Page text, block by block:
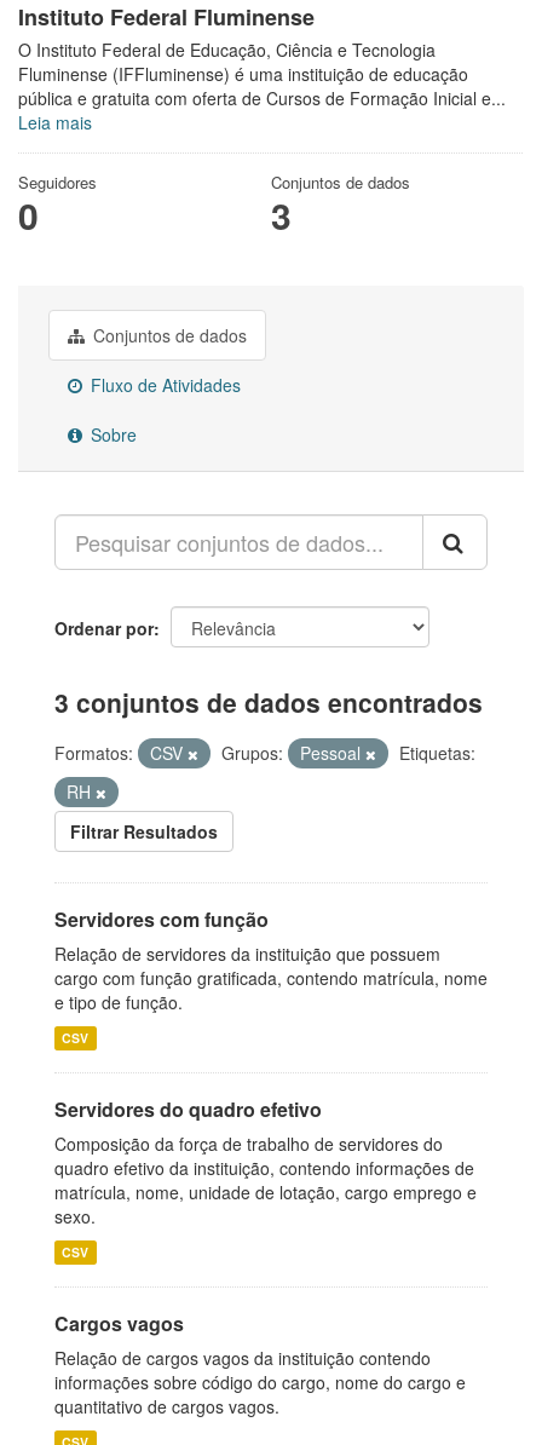
Instituto Federal Fluminense
O Instituto Federal de Educação, Ciência e Tecnologia
Fluminense (IFFluminense) é uma instituição de educação
pública e gratuita com oferta de Cursos de Formação Inicial e...
Leia mais
Seguidores
0
Conjuntos de dados
3
Conjuntos de dados
Fluxo de Atividades
Sobre
Ordenar por
3 conjuntos de dados encontrados
Formatos: CSV Grupos: Pessoal
Etiquetas:
RH
Filtrar Resultados
Servidores com função
Relação de servidores da instituição que possuem
cargo com função gratificada, contendo matrícula, nome
e tipo de função.
CSV
Servidores do quadro efetivo
Composição da força de trabalho de servidores do
quadro efetivo da instituição, contendo informações de
matrícula, nome, unidade de lotação, cargo emprego e
sexo.
CSV
Cargos vagos
Relação de cargos vagos da instituição contendo
informações sobre código do cargo, nome do cargo e
quantitativo de cargos vagos.